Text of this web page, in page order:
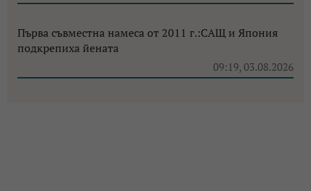
Първа съвместна намеса от 2011 г.:САЩ и Япония
подкрепиха йената
09:19, 03.08.2026